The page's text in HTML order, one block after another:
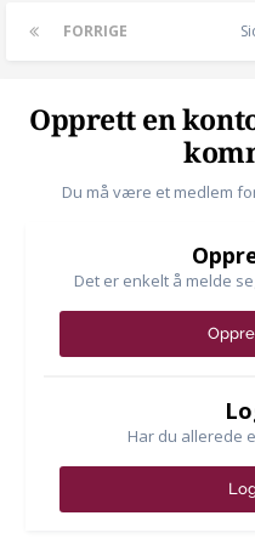
FORRIGE
Opprett en
Du må være et medlem
Det er enkelt å melde
Har du allerede